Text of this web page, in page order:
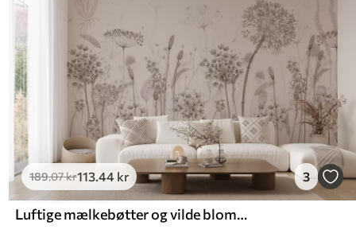
189.07kr113.44 kr 3
Luftige mælkebøtter og vilde blomster i akvarel-stil